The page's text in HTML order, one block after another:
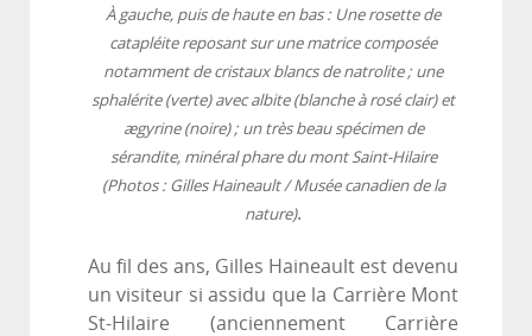
À gauche, puis de haute en bas : Une rosette de
catapléite reposant sur une matrice composée
notamment de cristaux blancs de natrolite ; une
sphalérite (verte) avec albite (blanche à rosé clair) et
ægyrine (noire) ; un très beau spécimen de
sérandite, minéral phare du mont Saint-Hilaire
(Photos : Gilles Haineault / Musée canadien de la
nature).
Au fil des ans, Gilles Haineault est devenu
un visiteur si assidu que la Carrière Mont
St-Hilaire (anciennement Carrière